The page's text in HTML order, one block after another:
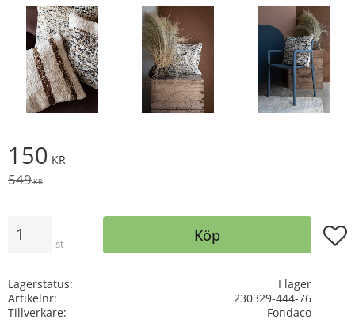
Nedsatt pris:
150 KR
Ordinarie pris:
549KR
st Köp
Lagerstatus
I lager
Artikelnr
230329-444-76
Tillverkare
Fondaco